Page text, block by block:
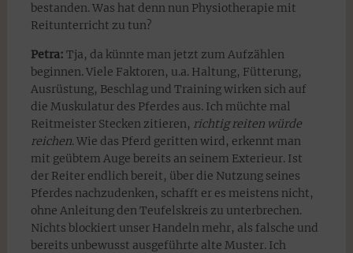
bestanden. Was hat denn nun Physiotherapie mit
Reitunterricht zu tun?
Petra: Tja, da künnte man jetzt zum Aufzählen
beginnen. Viele Faktoren, u.a. Haltung, Fütterung,
Ausrüstung, Beschlag und Training wirken sich auf
die Muskulatur des Pferdes aus. Ich müchte mal
Reitmeister Stecken zitieren, richtig reiten würde
reichen. Wie das Pferd geritten wird, erkennt man
mit geübtem Auge bereits an seinem Exterieur. Ist
der Reiter endlich bereit, über die Nutzung seines
Pferdes nachzudenken, schafft er es meistens nicht,
ohne Anleitung den Teufelskreis zu unterbrechen.
Nichts blockiert unser Handeln mehr, als falsche und
bereits unbewusst ausgeführte alte Muster. Ich